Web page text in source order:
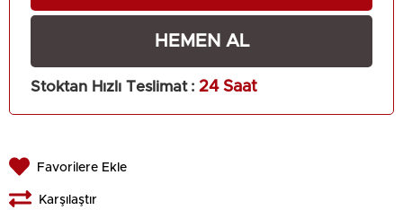
Stoktan Hızlı Teslimat : 24 Saat
Favorilere Ekle
Karşılaştır